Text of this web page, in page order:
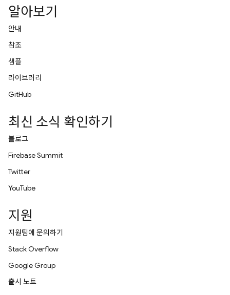
알아보기
안내
참조
샘플
라이브러리
GitHub
최신 소식 확인하기
블로그
Firebase Summit
Twitter
YouTube
지원
지원팀에 문의하기
Stack Overflow
Google Group
출시 노트